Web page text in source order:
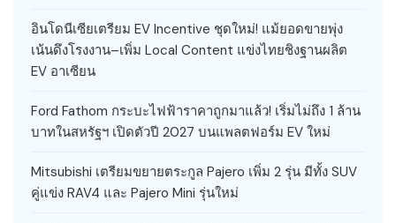
อินโดนีเซียเตรียม EV Incentive ชุดใหม่! แม้ยอดขายพุ่ง
เน้นดึงโรงงาน–เพิ่ม Local Content แข่งไทยชิงฐานผลิต
EV อาเซียน
Ford Fathom กระบะไฟฟ้าราคาถูกมาแล้ว! เริ่มไม่ถึง 1 ล้าน
บาทในสหรัฐฯ เปิดตัวปี 2027 บนแพลตฟอร์ม EV ใหม่
Mitsubishi เตรียมขยายตระกูล Pajero เพิ่ม 2 รุ่น มีทั้ง SUV
คู่แข่ง RAV4 และ Pajero Mini รุ่นใหม่